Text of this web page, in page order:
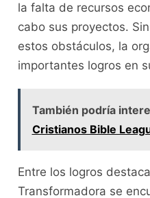
la falta de recursos
cabo sus proyectos.
estos obstáculos, la
importantes logros en
También podría
Cristianos Bible
Entre los logros
Transformadora se